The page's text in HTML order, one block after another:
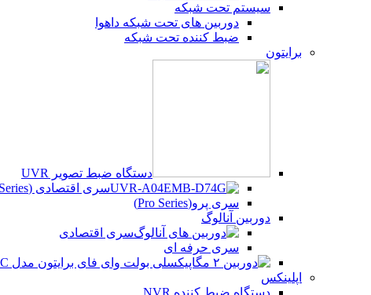
سیستم تحت شبکه
دوربین های تحت شبکه داهوا
ضبط کننده تحت شبکه
برایتون
دستگاه ضبط تصویر UVR
سری اقتصادی (Beco Series)
سری پرو(Pro Series)
دوربین آنالوگ
سری اقتصادی
سری حرفه ای
اپلینکس
دستگاه ضبط کننده NVR